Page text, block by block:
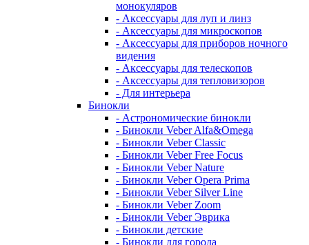
монокуляров
- Аксессуары для луп и линз
- Аксессуары для микроскопов
- Аксессуары для приборов ночного
видения
- Аксессуары для телескопов
- Аксессуары для тепловизоров
- Для интерьера
Бинокли
- Астрономические бинокли
- Бинокли Veber Alfa&Omega
- Бинокли Veber Classic
- Бинокли Veber Free Focus
- Бинокли Veber Nature
- Бинокли Veber Opera Prima
- Бинокли Veber Silver Line
- Бинокли Veber Zoom
- Бинокли Veber Эврика
- Бинокли детские
- Бинокли для города